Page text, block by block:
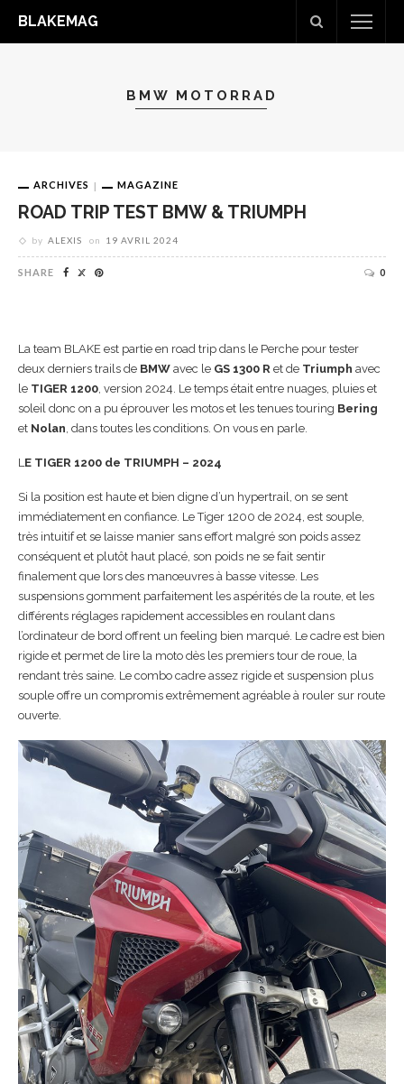
BLAKEMAG
BMW MOTORRAD
ARCHIVES MAGAZINE
ROAD TRIP TEST BMW & TRIUMPH
by ALEXIS on 19 AVRIL 2024
SHARE 0
La team BLAKE est partie en road trip dans le Perche pour tester
deux derniers trails de BMW avec le GS 1300 R et de Triumph avec
le TIGER 1200 , version 2024. Le temps était entre nuages, pluies et
soleil donc on a pu éprouver les motos et les tenues touring Bering
et Nolan , dans toutes les conditions. On vous en parle.
L E TIGER 1200 de TRIUMPH – 2024
Si la position est haute et bien digne d’un hypertrail, on se sent
immédiatement en confiance. Le Tiger 1200 de 2024, est souple,
très intuitif et se laisse manier sans effort malgré son poids assez
conséquent et plutôt haut placé, son poids ne se fait sentir
finalement que lors des manœuvres à basse vitesse. Les
suspensions gomment parfaitement les aspérités de la route, et les
différents réglages rapidement accessibles en roulant dans
l’ordinateur de bord offrent un feeling bien marqué. Le cadre est bien
rigide et permet de lire la moto dès les premiers tour de roue, la
rendant très saine. Le combo cadre assez rigide et suspension plus
souple offre un compromis extrêmement agréable à rouler sur route
ouverte.